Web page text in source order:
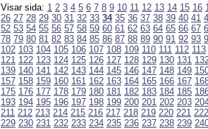
Visar sida: 1 2 3 4 5 6 7 8 9 10 11 12 13 14 15 16
26 27 28 29 30 31 32 33 34 35 36 37 38 39 40 41
52 53 54 55 56 57 58 59 60 61 62 63 64 65 66 67
78 79 80 81 82 83 84 85 86 87 88 89 90 91 92 93
102 103 104 105 106 107 108 109 110 111 112 113
121 122 123 124 125 126 127 128 129 130 131
139 140 141 142 143 144 145 146 147 148 149
157 158 159 160 161 162 163 164 165 166 167
175 176 177 178 179 180 181 182 183 184 185
193 194 195 196 197 198 199 200 201 202 203
211 212 213 214 215 216 217 218 219 220 221 222
229 230 231 232 233 234 235 236 237 238 239